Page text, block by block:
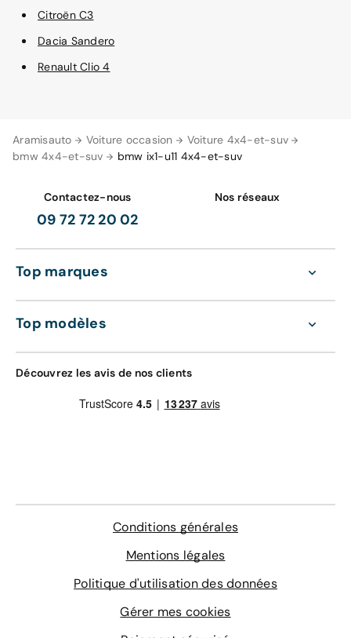
Aramisauto Voiture occasion
Voiture 4x4-et-suv
bmw 4x4-et-suv
bmw ix1-u11 4x4-et-suv
Citroën C3
Dacia Sandero
Renault Clio 4
Contactez-nous
09 72 72 20 02
Nos réseaux
Top marques
Top modèles
Découvrez les avis de nos clients
Conditions générales
Mentions légales
Politique d'utilisation des données
Gérer mes cookies